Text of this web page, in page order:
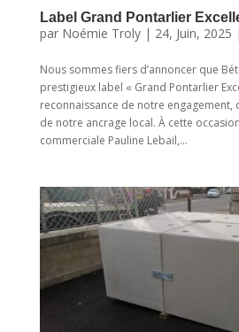
Label Grand Pontarlier
par Noémie Troly| 24, Juin, 2025 |
Nous sommes fiers d’annoncer que
prestigieux label « Grand Pontarlier
reconnaissance de notre
de notre ancrage local. À cette
commerciale Pauline Lebail,...